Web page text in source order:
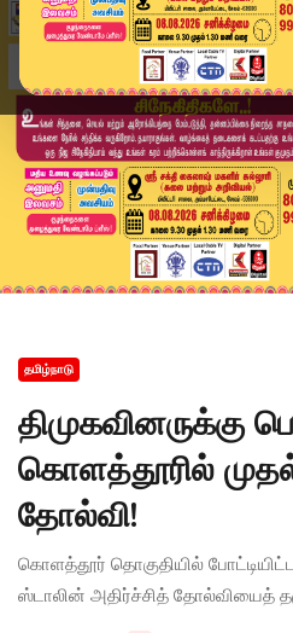
தமிழ்நாடு
திமுகவினருக்கு
கொளத்தூரில்
தோல்வி!
கொளத்தூர் தொகுதியில்
ஸ்டாலின் அதிர்ச்சித் தோல்வியைத்